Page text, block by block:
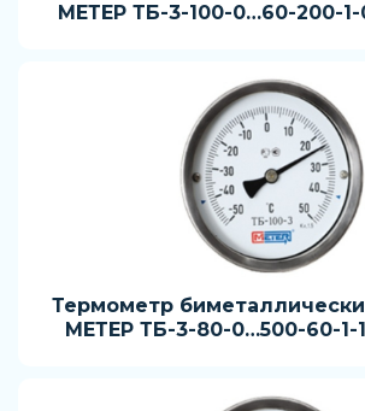
МЕТЕР ТБ-3-100-0…60-200-1-
Термометр
МЕТЕР ТБ-3-80-0…500-60-1-1